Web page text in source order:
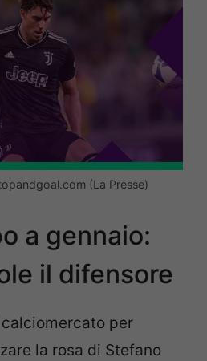
(La Presse)
a gennaio:
il difensore
per
la rosa di Stefano